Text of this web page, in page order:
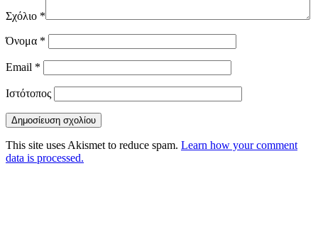
Σχόλιο *
Όνομα *
Email *
Ιστότοπος
This site uses Akismet to reduce spam. Learn how your comment
data is processed.